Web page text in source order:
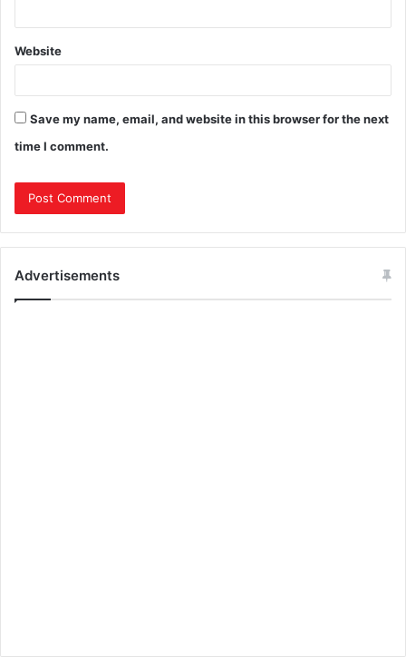
Website
Save my name, email, and website in this browser for the next
time I comment.
Advertisements